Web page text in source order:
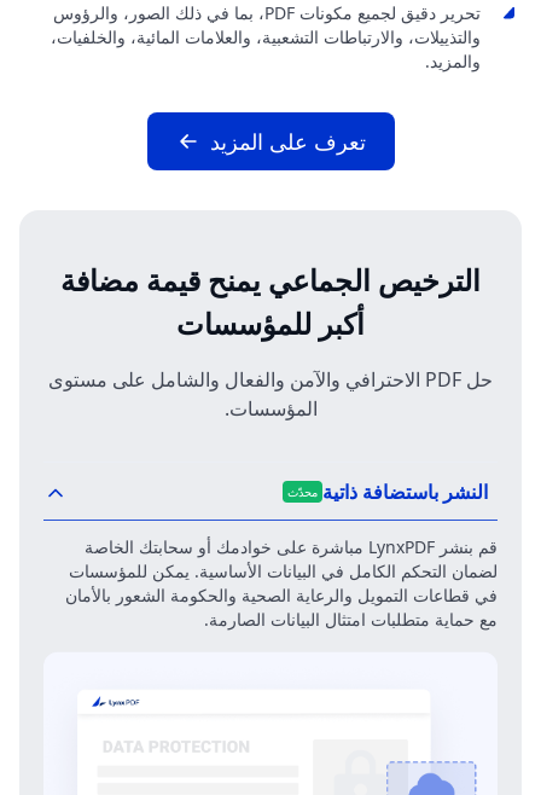
تحرير دقيق لجميع مكونات PDF، بما في ذلك الصور، والرؤوس
والتذييلات، والارتباطات التشعبية، والعلامات المائية، والخلفيات،
والمزيد.
تعرف على المزيد
الترخيص الجماعي يمنح قيمة مضافة
أكبر للمؤسسات
حل PDF الاحترافي والآمن والفعال والشامل على مستوى
المؤسسات.
النشر باستضافة ذاتية محدّث
قم بنشر LynxPDF مباشرة على خوادمك أو سحابتك الخاصة
لضمان التحكم الكامل في البيانات الأساسية. يمكن للمؤسسات
في قطاعات التمويل والرعاية الصحية والحكومة الشعور بالأمان
مع حماية متطلبات امتثال البيانات الصارمة.